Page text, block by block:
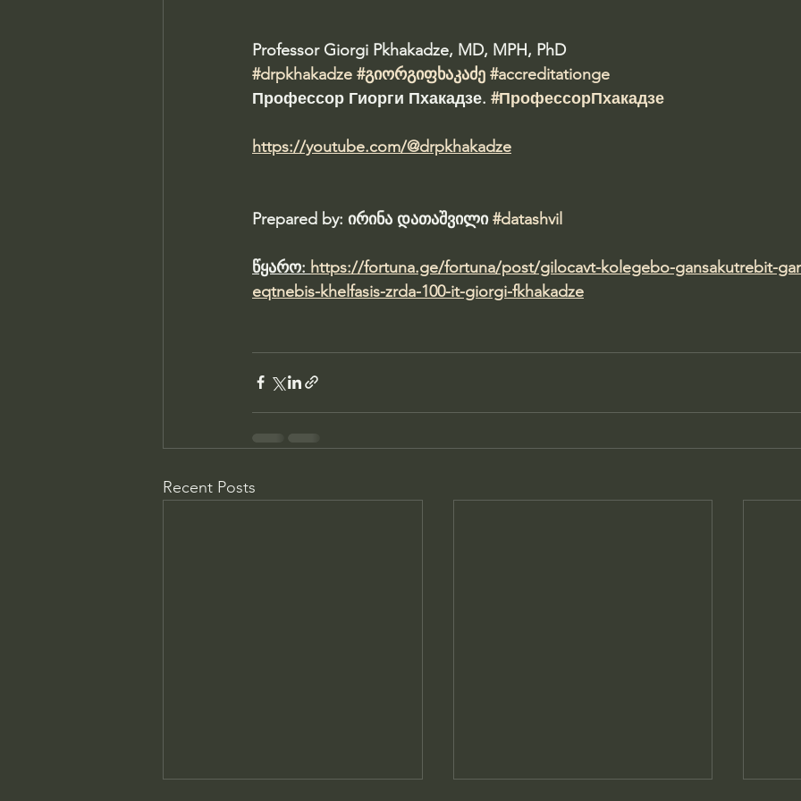
Professor Giorgi Pkhakadze, MD, MPH, PhD
#drpkhakadze #გიორგიფხაკაძე #accreditationge
Профессор Гиорги Пхакадзе. #ПрофессорПхакадзе
https://youtube.com/@drpkhakadze
Prepared by: ირინა დათაშვილი #datashvil
წყარო: https://fortuna.ge/fortuna/post/gilocavt-kolegebo-gansakutrebit-
eqtnebis-khelfasis-zrda-100-it-giorgi-fkhakadze
Recent Posts